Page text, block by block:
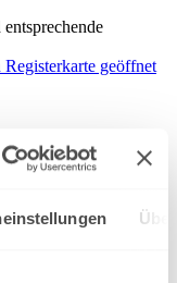
geöffnet